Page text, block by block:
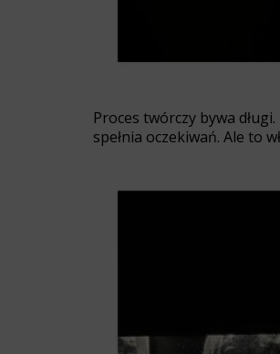
Proces twórczy bywa
spełnia oczekiwań. Ale to